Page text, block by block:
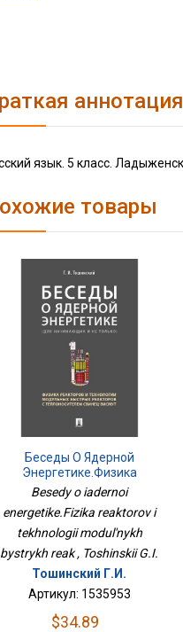
аннотация
язык. 5 класс.
товары
Беседы О Ядерной
Энергетике.Физика
Реакторов И Технологии
Модульных Быстрых Реак
Besedy o iadernoi
energetike.Fizika reaktorov i
tekhnologii modul'nykh
bystrykh reak , Toshinskii G.I.
Тошинский Г.И.
Артикул: 1535953
$34.89